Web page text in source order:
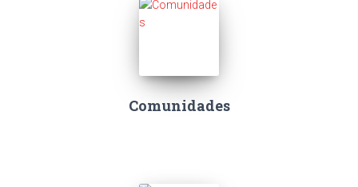
Comunidades